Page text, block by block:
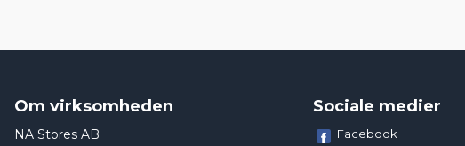
Om virksomheden
NA Stores AB
Sociale medier
Facebook